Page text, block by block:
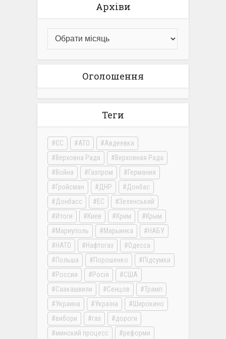
Архіви
Оголошення
Теги
ЄС АТО
Авдеевка
Верховна Рада
Верховная Рада
Война
Газпром
Германия
Гройсман
ДНР
Донбас
Донбасс
ЕС
Зеленський
Итоги
Киев Крим
Крым
Мариуполь
Марьинка
НАБУ
НАТО
Нафтогаз
Одесса
Польша
Порошенко
Підсумки
Россия
Росія
США
Саакашвили
Сенцов
Трамп
Украина
Україна
Широкино
вибори
газ
дороги
минский процесс
реформи